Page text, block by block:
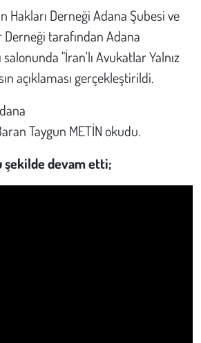
Hakları Derneği Adana Şubesi ve
tarafından Adana
"İran'lı Avukatlar Yalnız
açıklaması gerçekleştirildi.
Taygun METİN okudu.
şekilde devam etti;